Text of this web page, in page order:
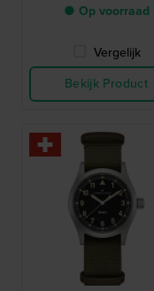
● Op voorraad
Vergelijk
Bekijk Product